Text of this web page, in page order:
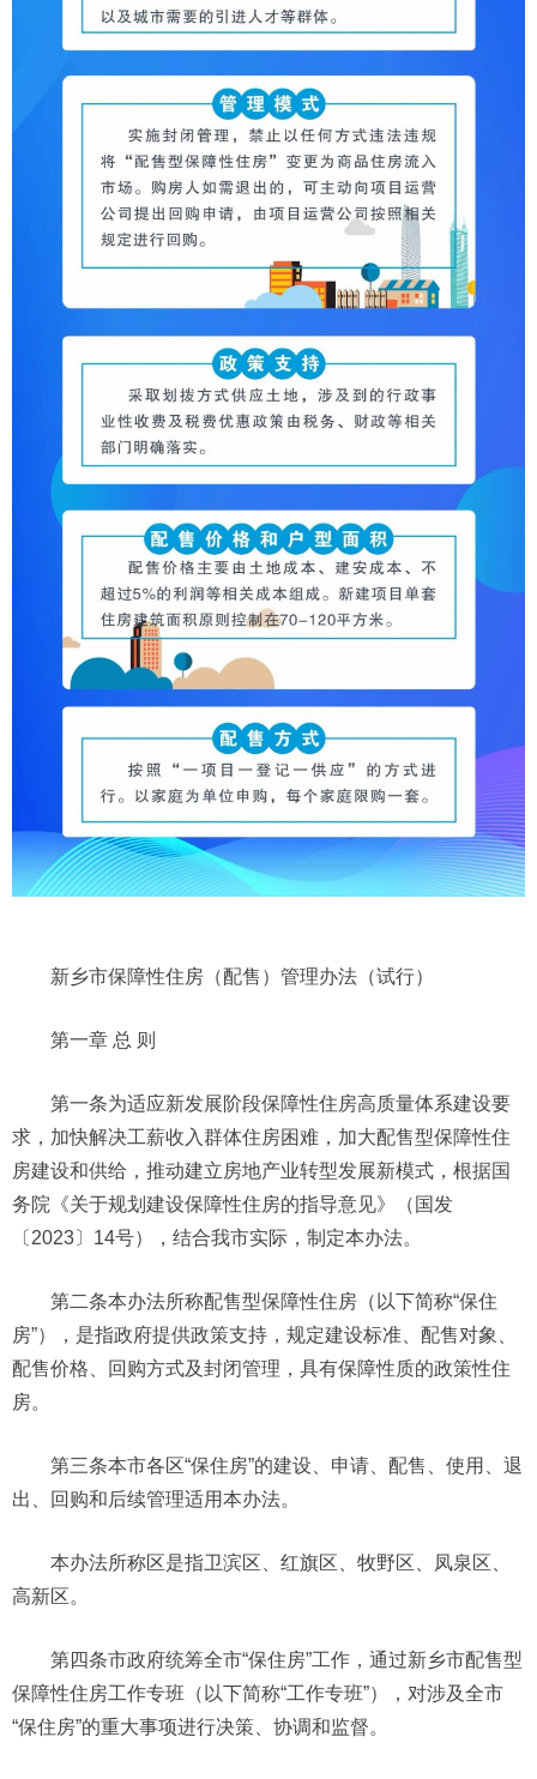
新乡市保障性住房（配售）管理办法（试行）
第一章 总 则
第一条为适应新发展阶段保障性住房高质量体系建设要
求，加快解决工薪收入群体住房困难，加大配售型保障性住
房建设和供给，推动建立房地产业转型发展新模式，根据国
务院《关于规划建设保障性住房的指导意见》（国发
〔2023〕14号），结合我市实际，制定本办法。
第二条本办法所称配售型保障性住房（以下简称“保住
房”），是指政府提供政策支持，规定建设标准、配售对象、
配售价格、回购方式及封闭管理，具有保障性质的政策性住
房。
第三条本市各区“保住房”的建设、申请、配售、使用、退
出、回购和后续管理适用本办法。
本办法所称区是指卫滨区、红旗区、牧野区、凤泉区、
高新区。
第四条市政府统筹全市“保住房”工作，通过新乡市配售型
保障性住房工作专班（以下简称“工作专班”），对涉及全市
“保住房”的重大事项进行决策、协调和监督。